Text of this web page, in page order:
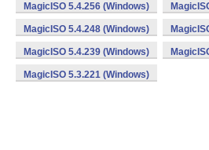
MagicISO 5.4.256 (Windows)
MagicISO 5.4.248 (Windows)
MagicISO 5.4.239 (Windows)
MagicISO 5.3.221 (Windows)